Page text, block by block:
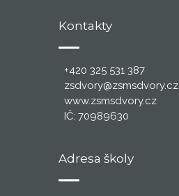
Kontakty
+420 325 531 387
zsdvory@zsmsdvory.cz
www.zsmsdvory.cz
IČ: 70989630
Adresa školy